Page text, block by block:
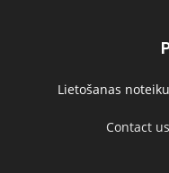
Lietošanas
Contact